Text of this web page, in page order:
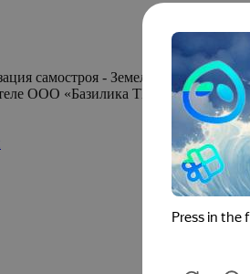
и адвоката в Москве: - Легализация
ООО «Базилика ТМ»